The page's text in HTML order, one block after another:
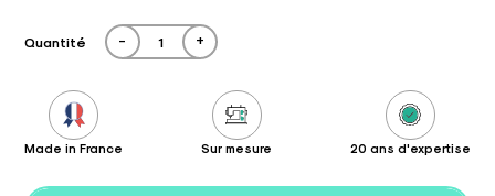
Quantité - +
Made in France Sur mesure 20 ans d'expertise